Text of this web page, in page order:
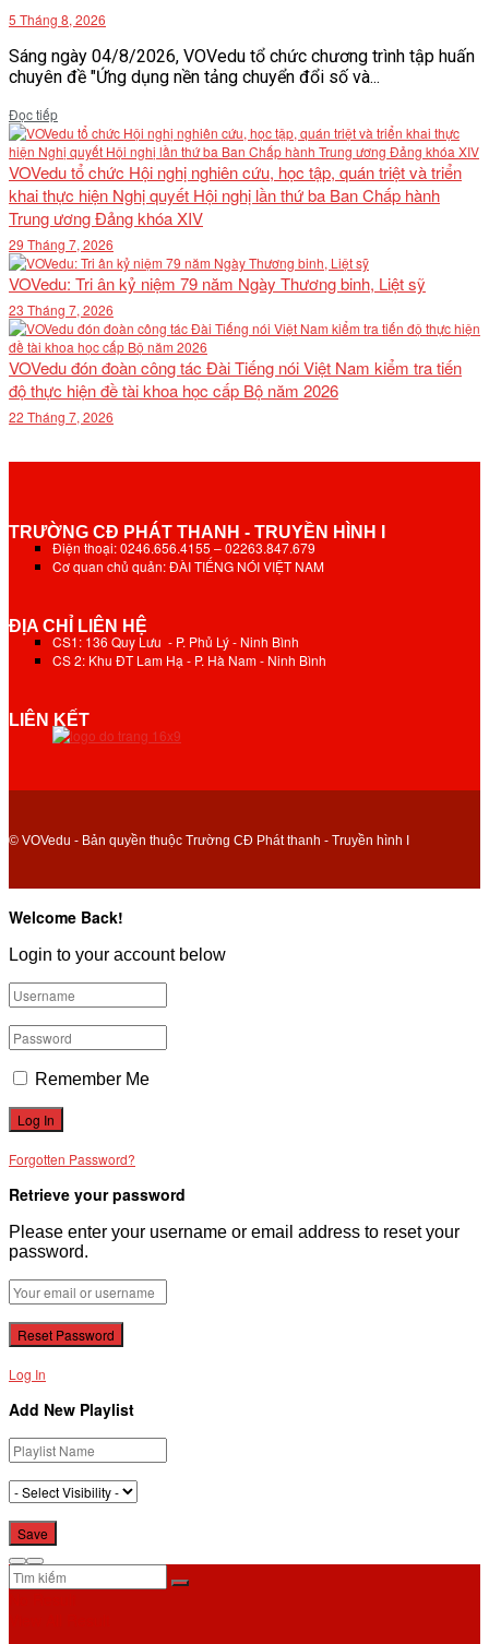
5 Tháng 8, 2026
Sáng ngày 04/8/2026, VOVedu tổ chức chương trình tập huấn
chuyên đề "Ứng dụng nền tảng chuyển đổi số và...
Đọc tiếpDetails
VOVedu tổ chức Hội nghị nghiên cứu, học tập, quán triệt và triển
khai thực hiện Nghị quyết Hội nghị lần thứ ba Ban Chấp hành
Trung ương Đảng khóa XIV
29 Tháng 7, 2026
VOVedu: Tri ân kỷ niệm 79 năm Ngày Thương binh, Liệt sỹ
23 Tháng 7, 2026
VOVedu đón đoàn công tác Đài Tiếng nói Việt Nam kiểm tra tiến
độ thực hiện đề tài khoa học cấp Bộ năm 2026
22 Tháng 7, 2026
TRƯỜNG CĐ PHÁT THANH - TRUYỀN HÌNH I
Điện thoại: 0246.656.4155 – 02263.847.679
Cơ quan chủ quản: ĐÀI TIẾNG NÓI VIỆT NAM
ĐỊA CHỈ LIÊN HỆ
CS1: 136 Quy Lưu - P. Phủ Lý - Ninh Bình
CS 2: Khu ĐT Lam Hạ - P. Hà Nam - Ninh Bình
LIÊN KẾT
© VOVedu - Bản quyền thuộc Trường CĐ Phát thanh - Truyền hình I
Welcome Back!
Login to your account below
Remember Me
Forgotten Password?
Retrieve your password
Please enter your username or email address to reset your
password.
Log In
Add New Playlist